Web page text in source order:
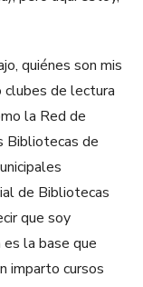
quiénes son mis
clubes de lectura
la Red de
Bibliotecas de
de Bibliotecas
que soy
la base que
imparto cursos